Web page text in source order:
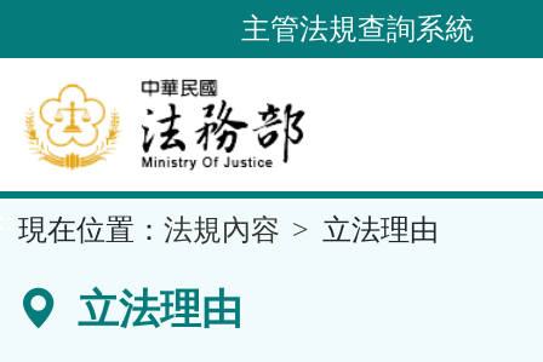
到
要
內
容
區
主管法規查詢系統
現在位置： 法規內容 立法理由
立法理由